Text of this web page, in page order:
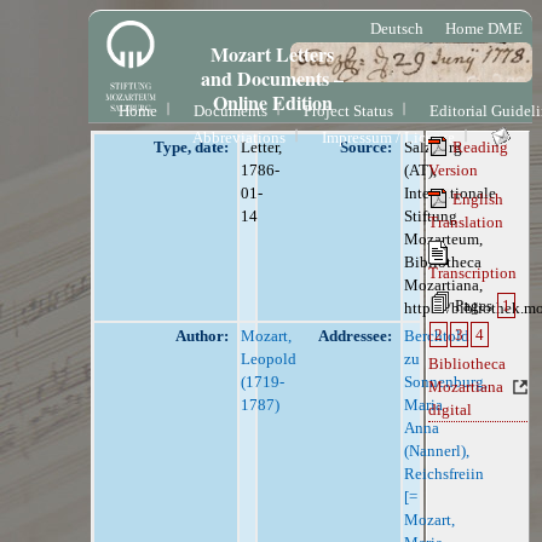
Deutsch Home DME
Mozart Letters
and Documents –
Online Edition
Home Documents Project Status
Editorial
Abbreviations
Impressum / License
Type, date:
Letter,
1786-
01-
14
Source:
Salzburg
(AT),
Internationale
Stiftung
Mozarteum,
Bibliotheca
Mozartiana,
https://
Author:
Mozart,
Leopold
(1719-
1787)
Addressee:
Berchtold
zu
Sonnenburg,
Maria
Anna
(Nannerl),
Reichsfreiin
[=
Mozart,
Reading
Version
English
Translation
Transcription
Pages 1
2
3
4
Bibliotheca
Mozartiana
digital